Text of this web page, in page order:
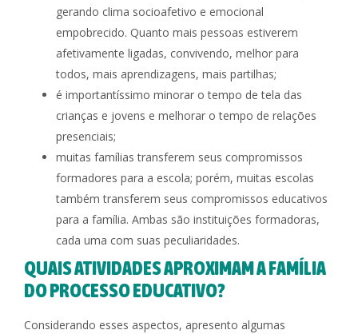
gerando clima socioafetivo e emocional
empobrecido. Quanto mais pessoas estiverem
afetivamente ligadas, convivendo, melhor para
todos, mais aprendizagens, mais partilhas;
é importantíssimo minorar o tempo de tela das
crianças e jovens e melhorar o tempo de relações
presenciais;
muitas famílias transferem seus compromissos
formadores para a escola; porém, muitas escolas
também transferem seus compromissos educativos
para a família. Ambas são instituições formadoras,
cada uma com suas peculiaridades.
QUAIS ATIVIDADES APROXIMAM A FAMÍLIA
DO PROCESSO EDUCATIVO?
Considerando esses aspectos, apresento algumas